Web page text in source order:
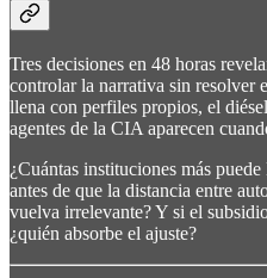
Tres decisiones en 48 horas
controlar la narrativa sin resolver
llena con perfiles propios, el
agentes de la CIA aparecen
¿Cuántas instituciones más
antes de que la distancia entre
vuelva irrelevante? Y si el
¿quién absorbe el ajuste?